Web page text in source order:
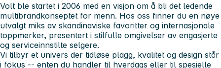
Volt ble startet i 2006 med en visjon om å bli det ledende
multibrandkonseptet for menn. Hos oss finner du en nøye
utvalgt miks av skandinaviske favoritter og internasjonale
toppmerker, presentert i stilfulle omgivelser av engasjerte
og serviceinnstilte selgere.
Vi tilbyr et univers der tidløse plagg, kvalitet og design står
i fokus -- enten du handler til hverdags eller til spesielle